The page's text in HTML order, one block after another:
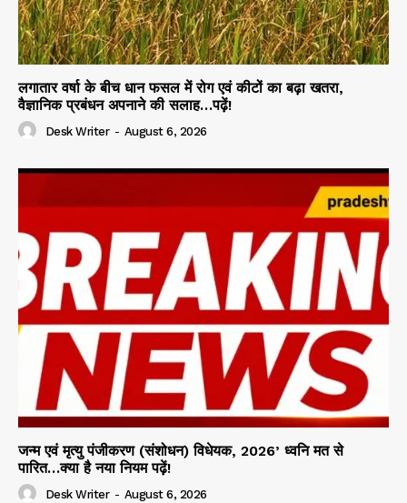
लगातार वर्षा के बीच धान फसल में रोग एवं कीटों का बढ़ा खतरा,
वैज्ञानिक प्रबंधन अपनाने की सलाह…पढ़ें!
Desk Writer - August 6, 2026
जन्म एवं मृत्यु पंजीकरण (संशोधन) विधेयक, 2026’ ध्वनि मत से
पारित…क्या है नया नियम पढ़ें!
Desk Writer - August 6, 2026